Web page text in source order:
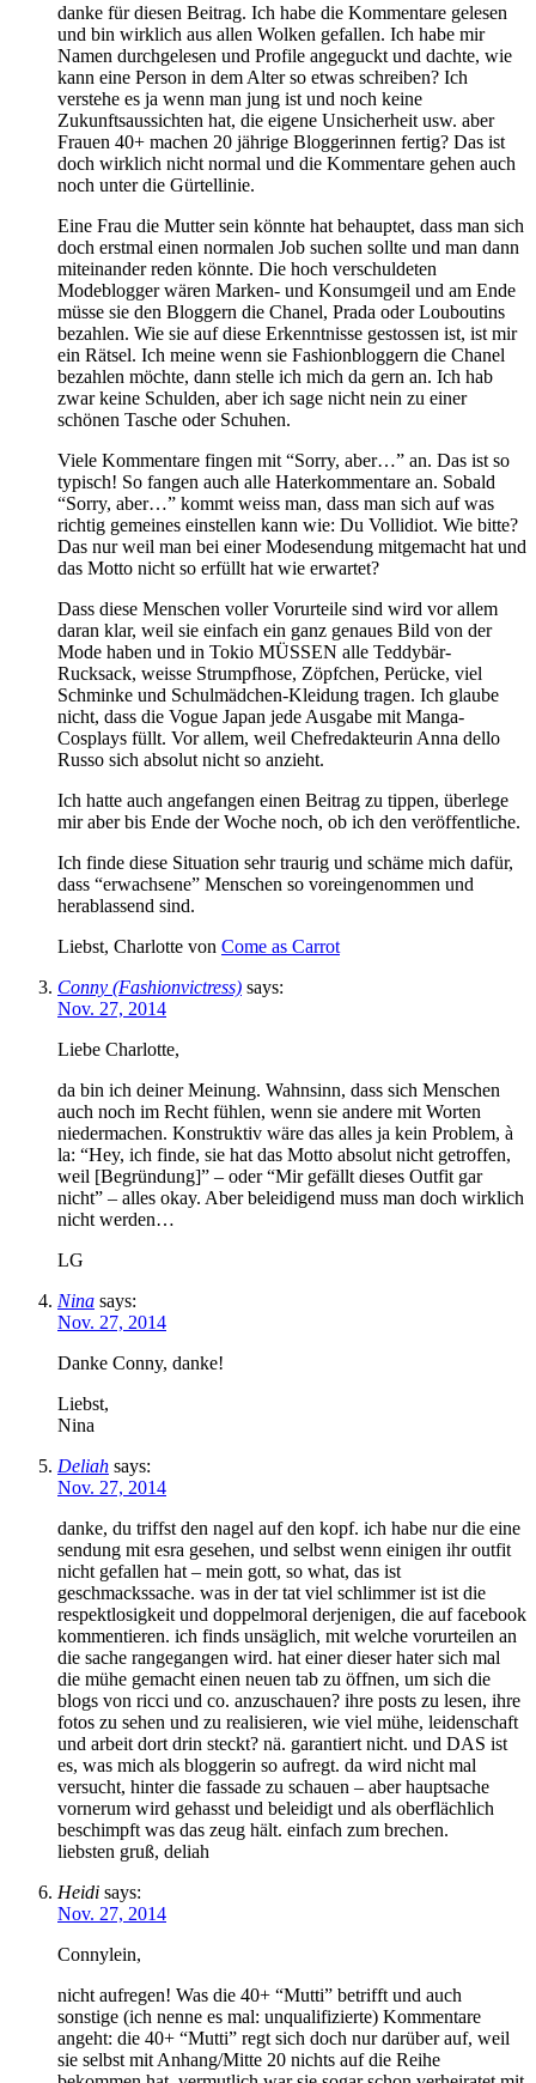
danke für diesen Beitrag. Ich habe die Kommentare gelesen
und bin wirklich aus allen Wolken gefallen. Ich habe mir
Namen durchgelesen und Profile angeguckt und dachte, wie
kann eine Person in dem Alter so etwas schreiben? Ich
verstehe es ja wenn man jung ist und noch keine
Zukunftsaussichten hat, die eigene Unsicherheit usw. aber
Frauen 40+ machen 20 jährige Bloggerinnen fertig? Das ist
doch wirklich nicht normal und die Kommentare gehen auch
noch unter die Gürtellinie.
Eine Frau die Mutter sein könnte hat behauptet, dass man sich
doch erstmal einen normalen Job suchen sollte und man dann
miteinander reden könnte. Die hoch verschuldeten
Modeblogger wären Marken- und Konsumgeil und am Ende
müsse sie den Bloggern die Chanel, Prada oder Louboutins
bezahlen. Wie sie auf diese Erkenntnisse gestossen ist, ist mir
ein Rätsel. Ich meine wenn sie Fashionbloggern die Chanel
bezahlen möchte, dann stelle ich mich da gern an. Ich hab
zwar keine Schulden, aber ich sage nicht nein zu einer
schönen Tasche oder Schuhen.
Viele Kommentare fingen mit “Sorry, aber…” an. Das ist so
typisch! So fangen auch alle Haterkommentare an. Sobald
“Sorry, aber…” kommt weiss man, dass man sich auf was
richtig gemeines einstellen kann wie: Du Vollidiot. Wie bitte?
Das nur weil man bei einer Modesendung mitgemacht hat und
das Motto nicht so erfüllt hat wie erwartet?
Dass diese Menschen voller Vorurteile sind wird vor allem
daran klar, weil sie einfach ein ganz genaues Bild von der
Mode haben und in Tokio MÜSSEN alle Teddybär-
Rucksack, weisse Strumpfhose, Zöpfchen, Perücke, viel
Schminke und Schulmädchen-Kleidung tragen. Ich glaube
nicht, dass die Vogue Japan jede Ausgabe mit Manga-
Cosplays füllt. Vor allem, weil Chefredakteurin Anna dello
Russo sich absolut nicht so anzieht.
Ich hatte auch angefangen einen Beitrag zu tippen, überlege
mir aber bis Ende der Woche noch, ob ich den veröffentliche.
Ich finde diese Situation sehr traurig und schäme mich dafür,
dass “erwachsene” Menschen so voreingenommen und
herablassend sind.
Liebst, Charlotte von Come as Carrot
Conny (Fashionvictress) says:
Nov. 27, 2014
Liebe Charlotte,
da bin ich deiner Meinung. Wahnsinn, dass sich Menschen
auch noch im Recht fühlen, wenn sie andere mit Worten
niedermachen. Konstruktiv wäre das alles ja kein Problem, à
la: “Hey, ich finde, sie hat das Motto absolut nicht getroffen,
weil [Begründung]” – oder “Mir gefällt dieses Outfit gar
nicht” – alles okay. Aber beleidigend muss man doch wirklich
nicht werden…
LG
Nina says:
Nov. 27, 2014
Danke Conny, danke!
Liebst,
Nina
Deliah says:
Nov. 27, 2014
danke, du triffst den nagel auf den kopf. ich habe nur die eine
sendung mit esra gesehen, und selbst wenn einigen ihr outfit
nicht gefallen hat – mein gott, so what, das ist
geschmackssache. was in der tat viel schlimmer ist ist die
respektlosigkeit und doppelmoral derjenigen, die auf facebook
kommentieren. ich finds unsäglich, mit welche vorurteilen an
die sache rangegangen wird. hat einer dieser hater sich mal
die mühe gemacht einen neuen tab zu öffnen, um sich die
blogs von ricci und co. anzuschauen? ihre posts zu lesen, ihre
fotos zu sehen und zu realisieren, wie viel mühe, leidenschaft
und arbeit dort drin steckt? nä. garantiert nicht. und DAS ist
es, was mich als bloggerin so aufregt. da wird nicht mal
versucht, hinter die fassade zu schauen – aber hauptsache
vornerum wird gehasst und beleidigt und als oberflächlich
beschimpft was das zeug hält. einfach zum brechen.
liebsten gruß, deliah
Heidi says:
Nov. 27, 2014
Connylein,
nicht aufregen! Was die 40+ “Mutti” betrifft und auch
sonstige (ich nenne es mal: unqualifizierte) Kommentare
angeht: die 40+ “Mutti” regt sich doch nur darüber auf, weil
sie selbst mit Anhang/Mitte 20 nichts auf die Reihe